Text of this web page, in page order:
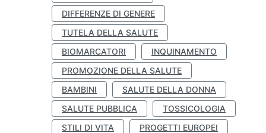
DIFFERENZE DI GENERE
TUTELA DELLA SALUTE
BIOMARCATORI
INQUINAMENTO
PROMOZIONE DELLA SALUTE
BAMBINI
SALUTE DELLA DONNA
SALUTE PUBBLICA
TOSSICOLOGIA
STILI DI VITA
PROGETTI EUROPEI